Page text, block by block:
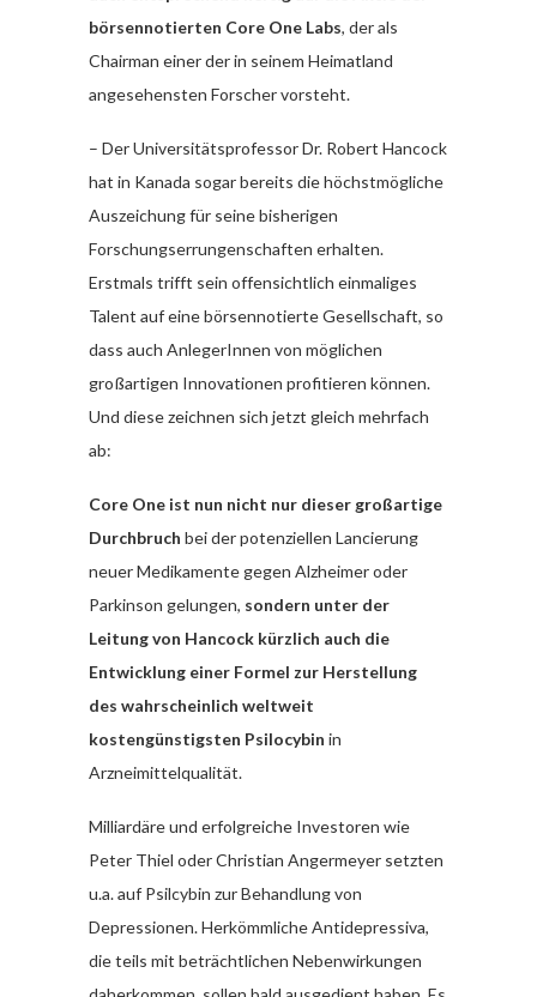
börsennotierten Core One Labs, der als
Chairman einer der in seinem Heimatland
angesehensten Forscher vorsteht.
– Der Universitätsprofessor Dr. Robert Hancock
hat in Kanada sogar bereits die höchstmögliche
Auszeichung für seine bisherigen
Forschungserrungenschaften erhalten.
Erstmals trifft sein offensichtlich einmaliges
Talent auf eine börsennotierte Gesellschaft, so
dass auch AnlegerInnen von möglichen
großartigen Innovationen profitieren können.
Und diese zeichnen sich jetzt gleich mehrfach
ab:
Core One ist nun nicht nur dieser großartige
Durchbruch bei der potenziellen Lancierung
neuer Medikamente gegen Alzheimer oder
Parkinson gelungen, sondern unter der
Leitung von Hancock kürzlich auch die
Entwicklung einer Formel zur Herstellung
des wahrscheinlich weltweit
kostengünstigsten Psilocybin in
Arzneimittelqualität.
Milliardäre und erfolgreiche Investoren wie
Peter Thiel oder Christian Angermeyer setzten
u.a. auf Psilcybin zur Behandlung von
Depressionen. Herkömmliche Antidepressiva,
die teils mit beträchtlichen Nebenwirkungen